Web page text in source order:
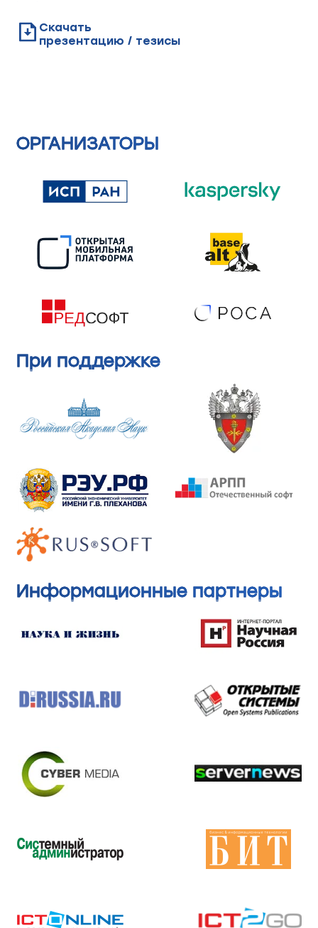
Скачать
презентацию / тезисы
ОРГАНИЗАТОРЫ
При поддержке
Информационные партнеры